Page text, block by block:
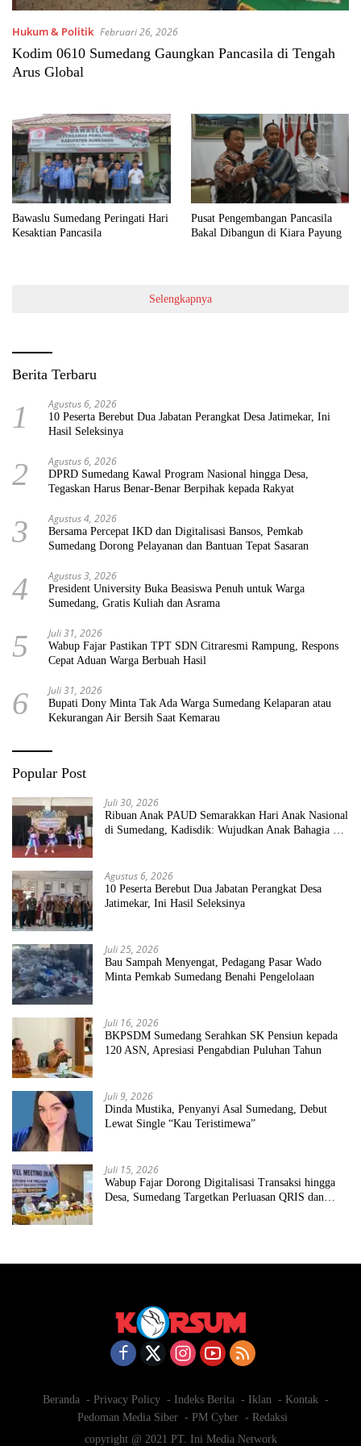
Hukum & Politik Februari 26, 2026
Kodim 0610 Sumedang Gaungkan Pancasila di Tengah
Arus Global
Bawaslu Sumedang Peringati Hari
Kesaktian Pancasila
Pusat Pengembangan Pancasila
Bakal Dibangun di Kiara Payung
Selengkapnya
Berita Terbaru
1 Agustus 6, 2026
10 Peserta Berebut Dua Jabatan Perangkat Desa Jatimekar, Ini
Hasil Seleksinya
2 Agustus 6, 2026
DPRD Sumedang Kawal Program Nasional hingga Desa,
Tegaskan Harus Benar-Benar Berpihak kepada Rakyat
3 Agustus 4, 2026
Bersama Percepat IKD dan Digitalisasi Bansos, Pemkab
Sumedang Dorong Pelayanan dan Bantuan Tepat Sasaran
4 Agustus 3, 2026
President University Buka Beasiswa Penuh untuk Warga
Sumedang, Gratis Kuliah dan Asrama
5 Juli 31, 2026
Wabup Fajar Pastikan TPT SDN Citraresmi Rampung, Respons
Cepat Aduan Warga Berbuah Hasil
6 Juli 31, 2026
Bupati Dony Minta Tak Ada Warga Sumedang Kelaparan atau
Kekurangan Air Bersih Saat Kemarau
Popular Post
Juli 30, 2026
Ribuan Anak PAUD Semarakkan Hari Anak Nasional
di Sumedang, Kadisdik: Wujudkan Anak Bahagia dan
Agustus 6, 2026
10 Peserta Berebut Dua Jabatan Perangkat Desa
Jatimekar, Ini Hasil Seleksinya
Juli 25, 2026
Bau Sampah Menyengat, Pedagang Pasar Wado
Minta Pemkab Sumedang Benahi Pengelolaan
Juli 16, 2026
BKPSDM Sumedang Serahkan SK Pensiun kepada
120 ASN, Apresiasi Pengabdian Puluhan Tahun
Juli 9, 2026
Dinda Mustika, Penyanyi Asal Sumedang, Debut
Lewat Single “Kau Teristimewa”
Juli 15, 2026
Wabup Fajar Dorong Digitalisasi Transaksi hingga
Desa, Sumedang Targetkan Perluasan QRIS dan
Beranda Privacy Policy Indeks Berita Iklan
Kontak
Pedoman Media Siber
PM Cyber
Redaksi
copyright @ 2021 PT. Ini Media Network